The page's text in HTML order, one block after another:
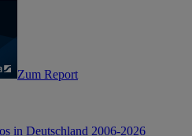
Zum Report
in Deutschland 2006-2026